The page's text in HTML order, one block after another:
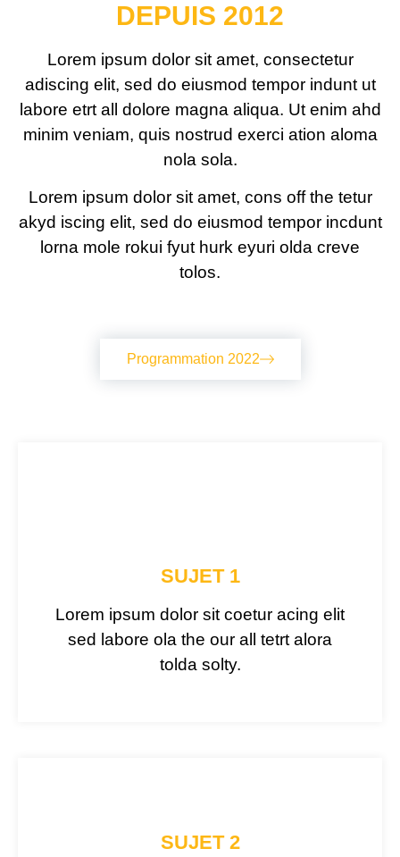
SUJET 1
Lorem ipsum dolor sit coetur acing elit
sed labore ola the our all tetrt alora
tolda solty.
SUJET 2
DEPUIS 2012
Lorem ipsum dolor sit amet, consectetur
adiscing elit, sed do eiusmod tempor indunt ut
labore etrt all dolore magna aliqua. Ut enim ahd
minim veniam, quis nostrud exerci ation aloma
nola sola.
Lorem ipsum dolor sit amet, cons off the tetur
akyd iscing elit, sed do eiusmod tempor incdunt
lorna mole rokui fyut hurk eyuri olda creve
tolos.
Programmation 2022